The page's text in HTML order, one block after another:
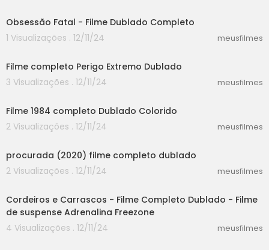
e também à vontade de entrar em contato e n
os informa.<br /><br />Alguns dos conteúdos d
rmality by Stefan Minning<br />https://www.yout
ube.com/watch?v=6DWLPU0y4Ig<br />iStock.co
m/kickstand
Obsessão Fatal - Filme Dublado Completo
1 Visualizações . 12/11/24
meusfilmes
Filme completo Perigo Extremo Dublado
3 Visualizações . 12/11/24
meusfilmes
Filme 1984 completo Dublado Colorido
2 Visualizações . 12/11/24
meusfilmes
procurada (2020) filme completo dublado
2 Visualizações . 12/11/24
meusfilmes
Cordeiros e Carrascos - Filme Completo Dublado - Filme
de suspense Adrenalina Freezone
4 Visualizações . 12/11/24
meusfilmes